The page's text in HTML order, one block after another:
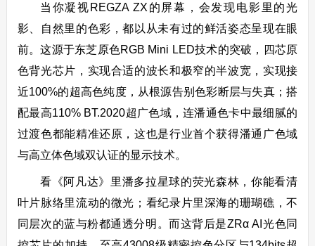
当你凝视REGZA ZX的屏幕，会发现电影里的光
影、自然里的色彩，都以从未有过的鲜活姿态呈现在眼
前。这源于东芝原色RGB Mini LED技术的突破，四芯原
色背光芯片，实现合适的波长和极窄的半波宽，实现接
近100%的超高色纯度，从根源告别色彩断层与失真；搭
配最高110% BT.2020超广色域，连潘通色卡中最细腻的
过渡色都能精准还原，这也是行业首个获得潘通广色域
与高立体色域双认证的显示技术。
看《阿凡达》里潘多拉星球的荧光森林，你能看清
叶片脉络里流动的微光；看纪录片里深海的珊瑚礁，不
同层次的蓝与粉都通透分明。而这背后是ZRα AI光色同